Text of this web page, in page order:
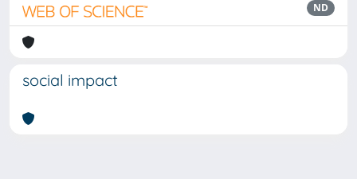
ND
social impact